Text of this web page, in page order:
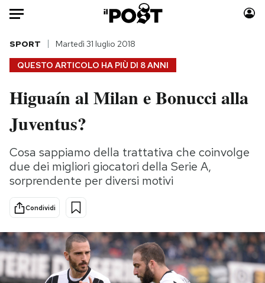
Auto
HOME
Italia
Politica
Tecnologia
Internet
Scienza
Cultura
Economia
Sport
Moda
Storie/Idee
Ok Boomer!
Media
Mondiali calcio 2026
QUESTO ARTICOLO HA PIÙ DI 8 ANNI
SPORT Martedì 31 luglio 2018
Higuaín al Milan e Bonucci alla
Juventus?
Cosa sappiamo della trattativa che coinvolge
due dei migliori giocatori della Serie A,
sorprendente per diversi motivi
Condividi